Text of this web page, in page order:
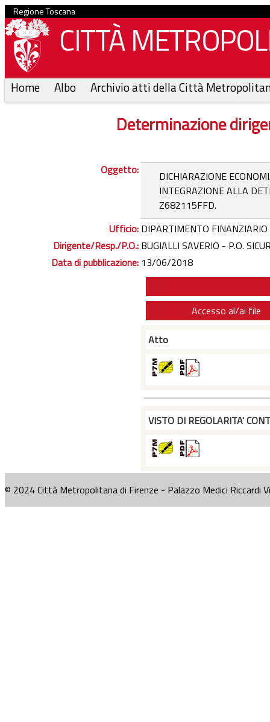
Regione Toscana
CITTÀ
Home Albo Archivio atti della Città
Determinazione
Oggetto:
DICHIARAZIONE
INTEGRAZIONE ALLA
Z682115FFD.
Ufficio: DIPARTIMENTO FINANZIARIO
Dirigente/Resp./P.O.: BUGIALLI SAVERIO - P.O.
Data di pubblicazione: 13/06/2018
Accesso al/ai file
Atto
VISTO DI REGOLARITA'
© 2024 Città Metropolitana di Firenze - Palazzo Medici Riccardi